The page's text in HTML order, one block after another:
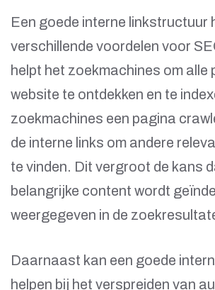
Een goede interne linkstructuur
verschillende voordelen voor
helpt het zoekmachines om alle
website te ontdekken en te
zoekmachines een pagina
de interne links om andere
te vinden. Dit vergroot de kans
belangrijke content wordt
weergegeven in de
Daarnaast kan een goede
helpen bij het verspreiden van